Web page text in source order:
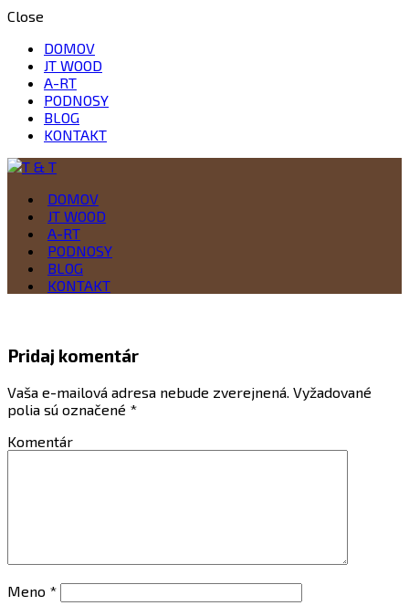
Close
DOMOV
JT WOOD
A-RT
PODNOSY
BLOG
KONTAKT
T & T
Drevo je naša vášeň
DOMOV
JT WOOD
A-RT
PODNOSY
BLOG
KONTAKT
Pridaj komentár
Vaša e-mailová adresa nebude zverejnená. Vyžadované
polia sú označené *
Komentár
Meno *